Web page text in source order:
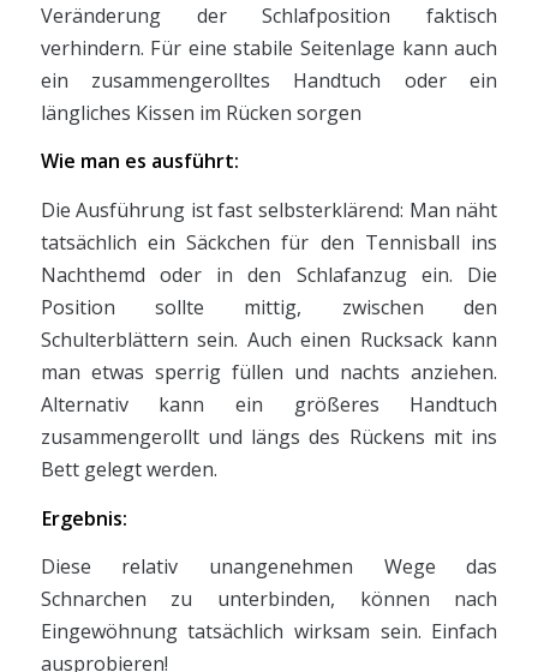
Veränderung der Schlafposition faktisch
verhindern. Für eine stabile Seitenlage kann auch
ein zusammengerolltes Handtuch oder ein
längliches Kissen im Rücken sorgen
Wie man es ausführt:
Die Ausführung ist fast selbsterklärend: Man näht
tatsächlich ein Säckchen für den Tennisball ins
Nachthemd oder in den Schlafanzug ein. Die
Position sollte mittig, zwischen den
Schulterblättern sein. Auch einen Rucksack kann
man etwas sperrig füllen und nachts anziehen.
Alternativ kann ein größeres Handtuch
zusammengerollt und längs des Rückens mit ins
Bett gelegt werden.
Ergebnis:
Diese relativ unangenehmen Wege das
Schnarchen zu unterbinden, können nach
Eingewöhnung tatsächlich wirksam sein. Einfach
ausprobieren!